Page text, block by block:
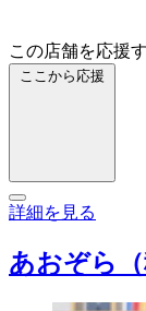
この店舗を応援す
ここから応援
詳細を見る
あおぞら